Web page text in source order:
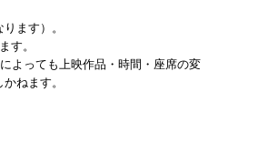
ます）。
す。
よっても上映作品・時間・座席の変
ねます。